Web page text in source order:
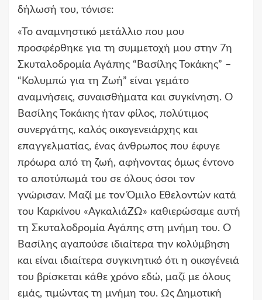
δήλωσή του, τόνισε:
«Το αναμνηστικό μετάλλιο που μου
προσφέρθηκε για τη συμμετοχή μου στην 7η
Σκυταλοδρομία Αγάπης “Βασίλης Τοκάκης” –
“Κολυμπώ για τη Ζωή” είναι γεμάτο
αναμνήσεις, συναισθήματα και συγκίνηση. Ο
Βασίλης Τοκάκης ήταν φίλος, πολύτιμος
συνεργάτης, καλός οικογενειάρχης και
επαγγελματίας, ένας άνθρωπος που έφυγε
πρόωρα από τη ζωή, αφήνοντας όμως έντονο
το αποτύπωμά του σε όλους όσοι τον
γνώρισαν. Μαζί με τον Όμιλο Εθελοντών κατά
του Καρκίνου «ΑγκαλιάΖΩ» καθιερώσαμε αυτή
τη Σκυταλοδρομία Αγάπης στη μνήμη του. Ο
Βασίλης αγαπούσε ιδιαίτερα την κολύμβηση
και είναι ιδιαίτερα συγκινητικό ότι η οικογένειά
του βρίσκεται κάθε χρόνο εδώ, μαζί με όλους
εμάς, τιμώντας τη μνήμη του. Ως Δημοτική